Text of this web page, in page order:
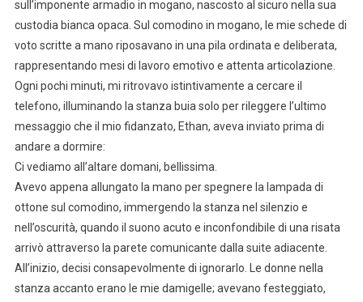
sull’imponente armadio in mogano, nascosto al sicuro nella sua
custodia bianca opaca. Sul comodino in mogano, le mie schede di
voto scritte a mano riposavano in una pila ordinata e deliberata,
rappresentando mesi di lavoro emotivo e attenta articolazione.
Ogni pochi minuti, mi ritrovavo istintivamente a cercare il
telefono, illuminando la stanza buia solo per rileggere l’ultimo
messaggio che il mio fidanzato, Ethan, aveva inviato prima di
andare a dormire:
Ci vediamo all’altare domani, bellissima.
Avevo appena allungato la mano per spegnere la lampada di
ottone sul comodino, immergendo la stanza nel silenzio e
nell’oscurità, quando il suono acuto e inconfondibile di una risata
arrivò attraverso la parete comunicante dalla suite adiacente.
All’inizio, decisi consapevolmente di ignorarlo. Le donne nella
stanza accanto erano le mie damigelle; avevano festeggiato,